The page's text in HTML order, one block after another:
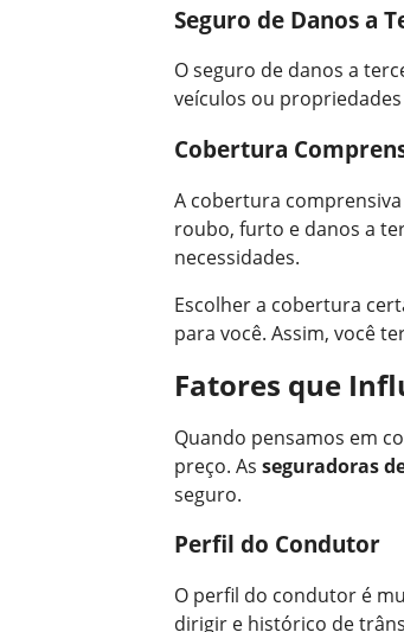
Seguro de Danos a
O seguro de danos a
veículos ou
Cobertura
A cobertura
roubo, furto e danos a
necessidades.
Escolher a cobertura
para você. Assim, você
Fatores que
Quando pensamos em
preço. As seguradoras
seguro.
Perfil do Condutor
O perfil do condutor é
dirigir e histórico de